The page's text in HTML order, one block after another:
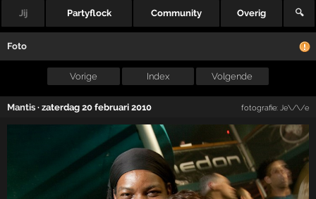
Jij Partyflock Community Overig 🔍
Foto
Vorige Index Volgende
Mantis ·zaterdag 20 februari 2010 fotografie: Je\/\/e